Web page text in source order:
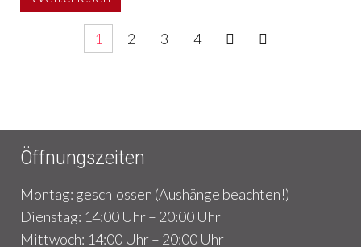
1 2 3 4
Öffnungszeiten
Montag: geschlossen (Aushänge beachten!)
Dienstag: 14:00 Uhr – 20:00 Uhr
Mittwoch: 14:00 Uhr – 20:00 Uhr